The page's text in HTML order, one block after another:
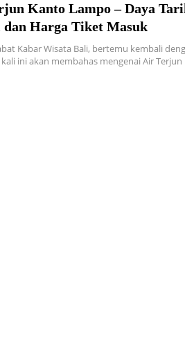
Kanto Lampo – Daya
dan Harga Tiket Masuk
Kabar Wisata Bali, bertemu kembali
ini akan membahas mengenai Air Terjun